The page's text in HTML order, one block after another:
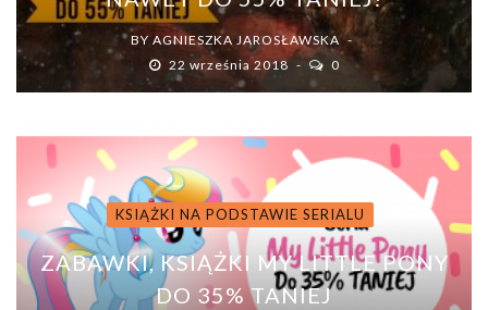
BY AGNIESZKA JAROSŁAWSKA
22 września 2018
0
KSIĄŻKI NA PODSTAWIE SERIALU
ZABAWKI, KSIĄŻKI MY LITTLE PONY
DO 35% TANIEJ